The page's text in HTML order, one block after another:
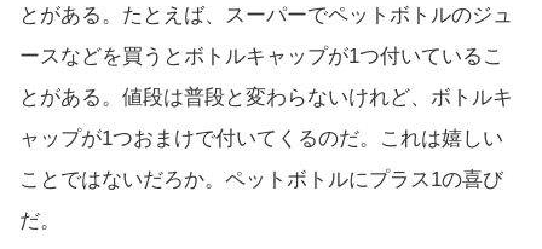
とがある。たとえば、スーパーでペットボトルのジュ
ースなどを買うとボトルキャップが1つ付いているこ
とがある。値段は普段と変わらないけれど、ボトルキ
ャップが1つおまけで付いてくるのだ。これは嬉しい
ことではないだろか。ペットボトルにプラス1の喜び
だ。